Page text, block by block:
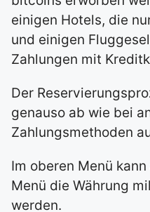
einigen Hotels, die
und einigen
Zahlungen mit
Der
genauso ab wie bei
Zahlungsmethoden
Im oberen Menü
Menü die Währung
werden.